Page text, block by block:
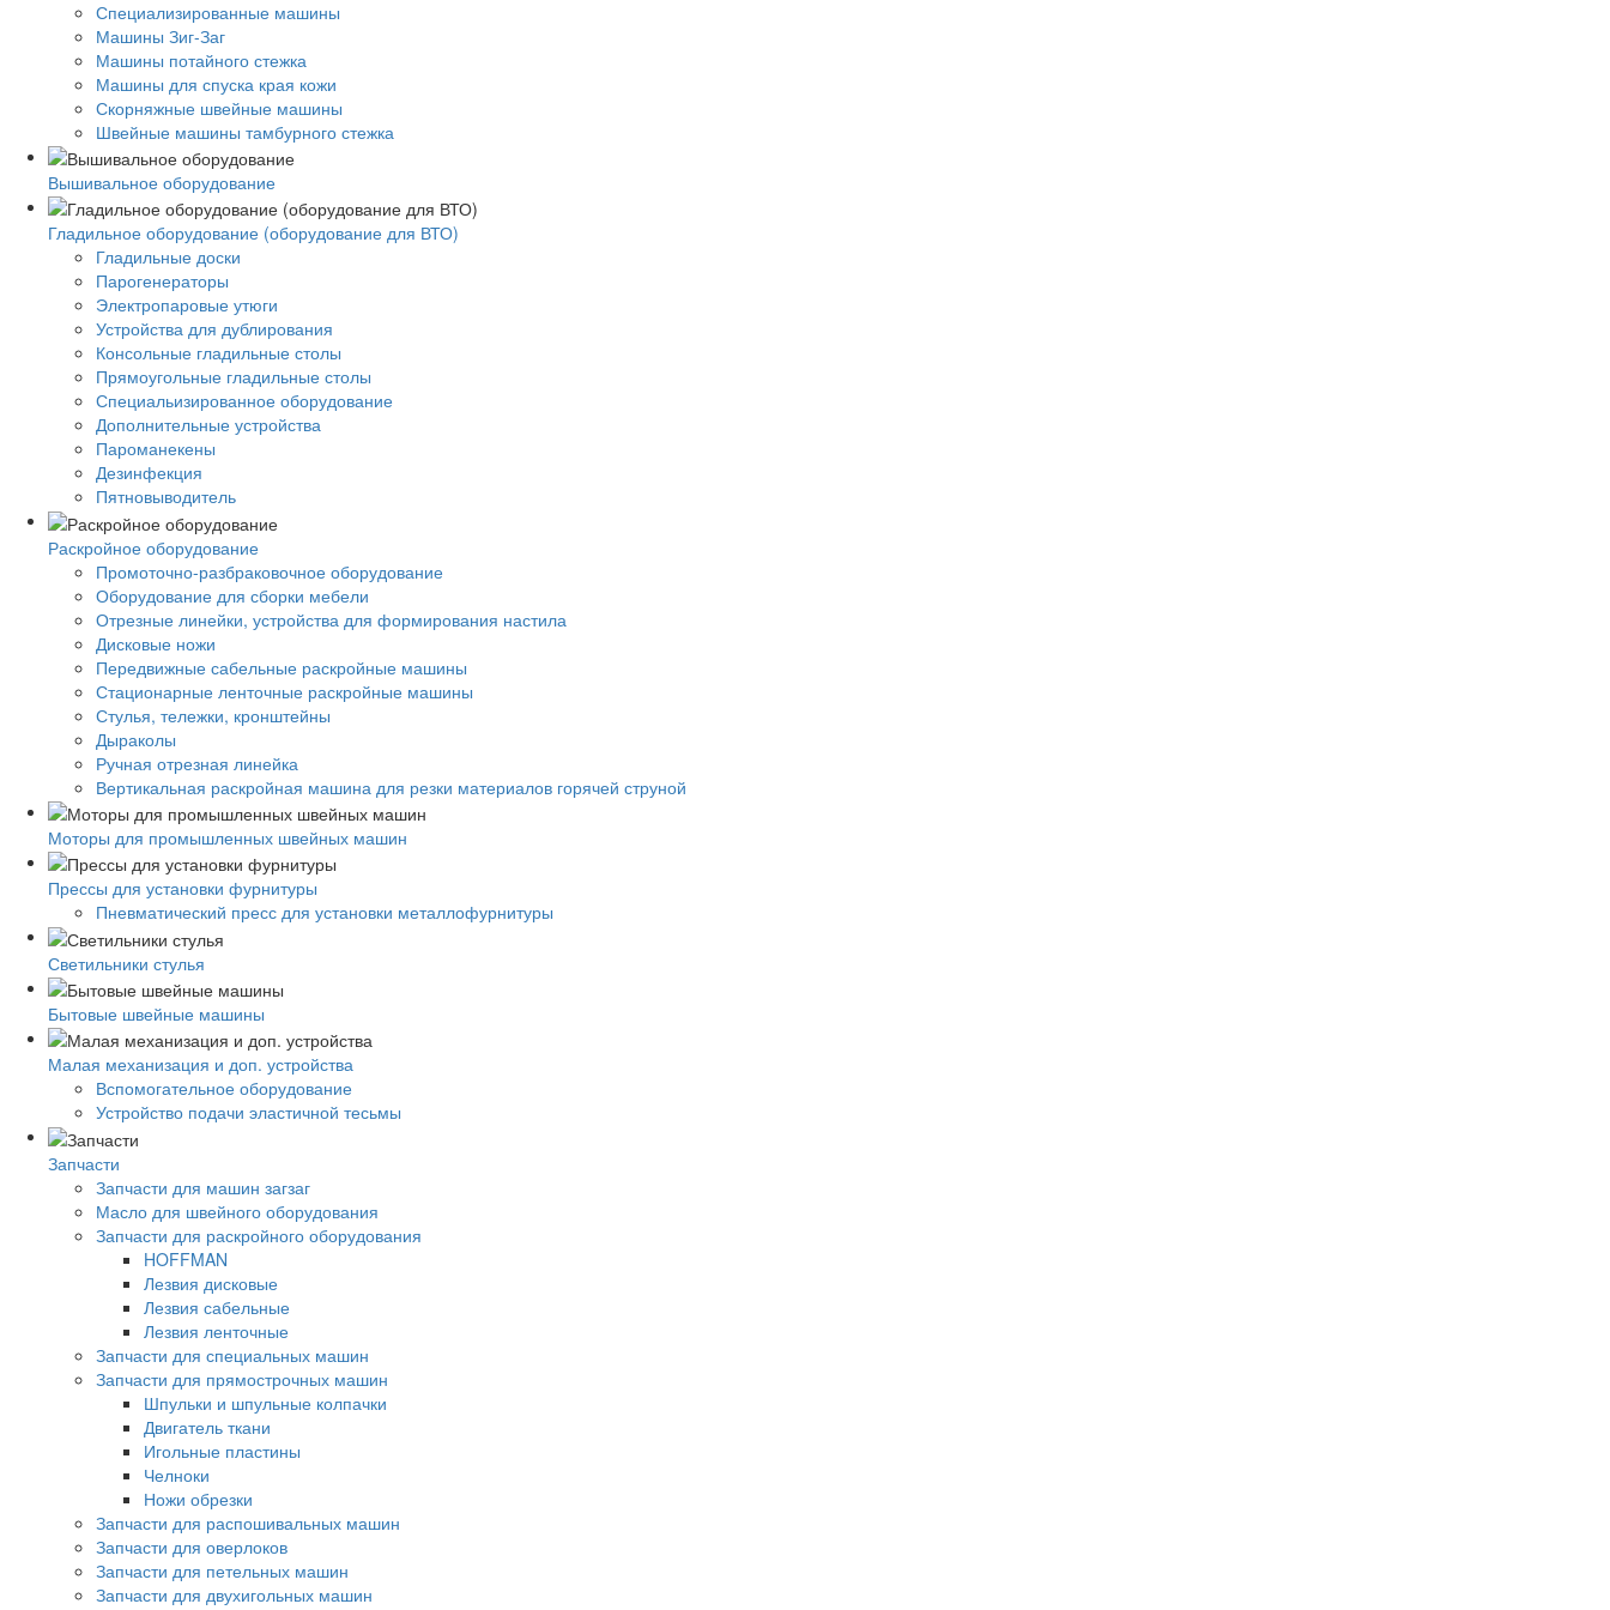
Специализированные машины
Машины Зиг-Заг
Машины потайного стежка
Машины для спуска края кожи
Скорняжные швейные машины
Швейные машины тамбурного стежка
Вышивальное оборудование
Гладильное оборудование (оборудование для ВТО)
Гладильные доски
Парогенераторы
Электропаровые утюги
Устройства для дублирования
Консольные гладильные столы
Прямоугольные гладильные столы
Специальизированное оборудование
Дополнительные устройства
Пароманекены
Дезинфекция
Пятновыводитель
Раскройное оборудование
Промоточно-разбраковочное оборудование
Оборудование для сборки мебели
Отрезные линейки, устройства для формирования настила
Дисковые ножи
Передвижные сабельные раскройные машины
Стационарные ленточные раскройные машины
Стулья, тележки, кронштейны
Дыраколы
Ручная отрезная линейка
Вертикальная раскройная машина для резки материалов горячей струной
Моторы для промышленных швейных машин
Прессы для установки фурнитуры
Пневматический пресс для установки металлофурнитуры
Светильники стулья
Бытовые швейные машины
Малая механизация и доп. устройства
Вспомогательное оборудование
Устройство подачи эластичной тесьмы
Запчасти
Запчасти для машин загзаг
Масло для швейного оборудования
Запчасти для раскройного оборудования
HOFFMAN
Лезвия дисковые
Лезвия сабельные
Лезвия ленточные
Запчасти для специальных машин
Запчасти для прямострочных машин
Шпульки и шпульные колпачки
Двигатель ткани
Игольные пластины
Челноки
Ножи обрезки
Запчасти для распошивальных машин
Запчасти для оверлоков
Запчасти для петельных машин
Запчасти для двухигольных машин